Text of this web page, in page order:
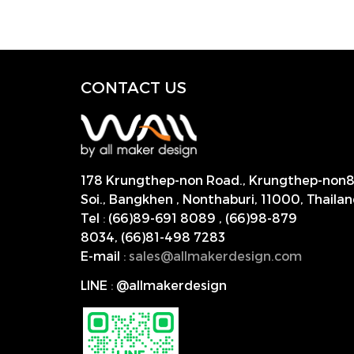
CONTACT US
178 Krungthep-non Road., Krungthep-non8
Soi., Bangkhen , Nonthaburi, 11000,
Tel : (66)89-691 8089 , (66)98-879
8034, (66)81-498 7283
E-mail : sales@allmakerdesign.com
LINE : @allmakerdesign